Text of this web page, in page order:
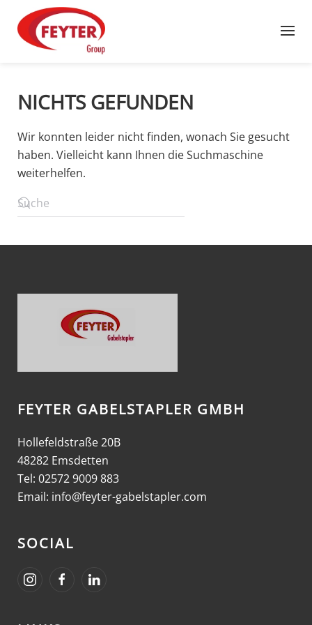
Zum Hauptinhalt springen
NICHTS GEFUNDEN
Wir konnten leider nicht finden, wonach Sie gesucht
haben. Vielleicht kann Ihnen die Suchmaschine
weiterhelfen.
FEYTER GABELSTAPLER GMBH
Hollefeldstraße 20B
48282 Emsdetten
Tel: 02572 9009 883
Email: info@feyter-gabelstapler.com
SOCIAL